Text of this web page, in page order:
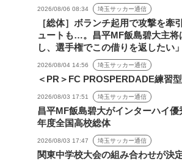
2026/08/06 08:34 埼玉サッカー通信
［総体］ボランチ起用で攻撃を牽
ュートも…。昌平MF飯島碧大主将
し、選手権でこの借りを返したい」
2026/08/04 14:56 埼玉サッカー通信
＜PR＞FC PROSPERDADE練習
2026/08/03 17:51 埼玉サッカー通信
昌平MF飯島碧大がインターハイ優
年度全国高校総体
2026/08/03 17:47 埼玉サッカー通信
関東中学校大会の組み合わせが決